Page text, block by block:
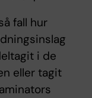
fall hur
i de
eller tagit